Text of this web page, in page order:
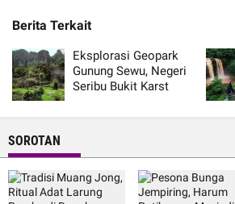
Berita Terkait
Eksplorasi Geopark
Gunung Sewu, Negeri
Seribu Bukit Karst
SOROTAN